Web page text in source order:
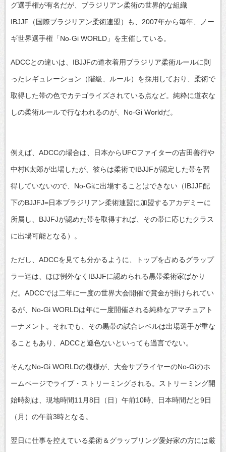
グ選手権が有名だが、ブラジリアン柔術の世界的な組織
IBJJF（国際ブラジリアン柔術連盟）も、2007年から毎年、ノー
ギ世界選手権「No-Gi WORLD」を主催している。
ADCCとの違いは、IBJJFの道衣着用ブラジリア柔術ルールに則
ったレギュレーション（階級、ルール）を採用しており、柔術で
取得した帯の色でカテゴライズされている点など。純粋に道衣な
しの柔術ルールで行なわれるのが、No-Gi Worldだ。
例えば、ADCCの場合は、日本からUFCファイターの吉田善行や
中村K太郎が出場したが、彼らは柔術でIBJJFが認定した帯を習
得していないので、No-Giに出場することはできない（IBJJF配
下のBJJFJ=日本ブラジリアン柔術連盟に加盟するアカデミーに
所属し、BJJFJが認めた帯を取得すれば、その帯に応じたクラス
に出場可能となる）。
ただし、ADCCを見ても分かるように、トップを占めるグラップ
ラー達は、ほぼ例外なくIBJJFに認められる黒帯柔術家ばかり
だ。ADCCでは二年に一度の世界大会開催で賞金が掛けられてい
るが、No-Gi WORLDは年に一度開催される純粋なアマチュアト
ーナメント。それでも、その黒帯の試合レベルは出場選手が重な
ることもあり、ADCCと遜色ないといっても過言でない。
そんなNo-Gi WORLDの模様が、大会サプライヤーのNo-Giのホ
ームページでライブ・ストリーミングされる。ストリーミング開
始時刻は、現地時間11月8日（日）午前10時、日本時間だと9日
（月）の午前3時となる。
翌日に仕事を控えている柔術＆グラップリング愛好家の方には厳